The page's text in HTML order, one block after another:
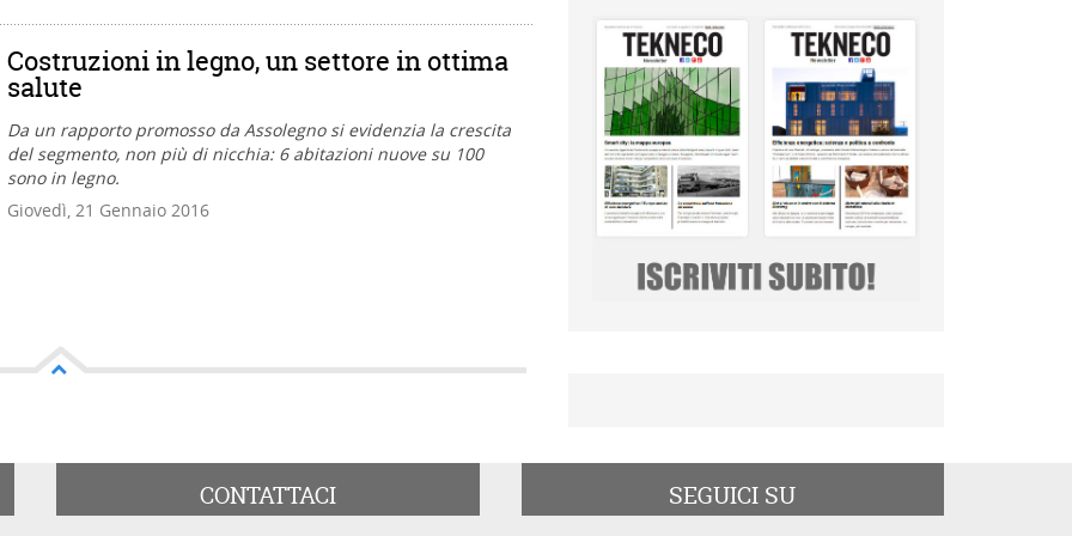
Costruzioni in legno, un settore in ottima
salute
Da un rapporto promosso da Assolegno si evidenzia la crescita
del segmento, non più di nicchia: 6 abitazioni nuove su 100
sono in legno.
Giovedì, 21 Gennaio 2016
CONTATTACI SEGUICI SU